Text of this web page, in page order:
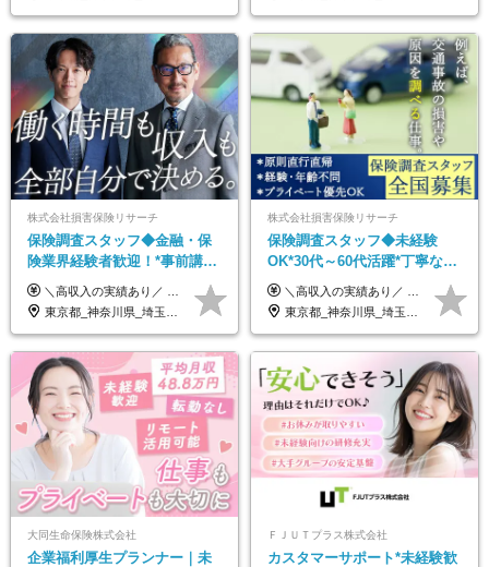
上／
株式会社損害保険リサーチ
保険調査スタッフ◆金融・保
険業界経験者歓迎！*事前講習
あり*30代～60代活躍*調査は
原則直行直帰*高収入可
＼高収入の実績あり／ なかには年収1000万円を超える方もいらっしゃいます！ 【完全出来高報酬制】 ★仕事に慣れるまで収入をサポート 1か月目：報酬が通常の2倍 2か月目：報酬が通常の1.5倍 ※災害に関する業務については、収入サポートの対象外 ※試用期間はありません ＊＊＊業務報酬の例＊＊＊ ・事故原因調査（4箇所確認）…1万5000円～ ・有無責／不正請求疑義調査（自動車案件）…2万円～ ・医療調査（1箇所確認）…1万7000円～ ・書類取付（1箇所訪問）…3000円～ ※上記は目安になります ※実際の報酬は業務報酬に応じた個々のスキル・実績を加味したものになります
東京都_神奈川県_埼玉県_千葉県_大阪府_愛知県_北海道_青森県_岩手県_宮城県_秋田県_山形県_福島県_茨城県_栃木県_群馬県_新潟県_山梨県_長野県_富山県_石川県_福井県_静岡県_岐阜県_三重県_兵庫県_京都府_滋賀県_奈良県_和歌山県_広島県_岡山県_鳥取県_島根県_山口県_徳島県_香川県_愛媛県_高知県_福岡県_熊本県_佐賀県_長崎県_大分県_宮崎県_鹿児島県_沖縄県
株式会社損害保険リサーチ
保険調査スタッフ◆未経験
OK*30代～60代活躍*丁寧な講
習・サポートあり*原則直行直
帰／全国募集・業務委託
＼高収入の実績あり／ なかには年収1000万円を超えるスペシャリストもいらっしゃいます！ 【完全出来高報酬制】 ★仕事に慣れるまで収入をサポート 1か月目：報酬が通常の2倍 2か月目：報酬が通常の1.5倍 ※災害に関する業務については、収入サポートの対象外 ※試用期間はありません ＊＊＊業務報酬の例＊＊＊ ・事故原因調査（4箇所確認）…1万5000円～ ・有無責／不正請求疑義調査（自動車案件）…2万円～ ・医療調査（1箇所確認）…1万7000円～ ・書類取付（1箇所訪問）…3000円～ ※上記は目安になります ※実際の報酬は業務報酬に応じた個々のスキル・実績を加味したものになります
東京都_神奈川県_埼玉県_千葉県_大阪府_愛知県_北海道_青森県_岩手県_宮城県_秋田県_山形県_福島県_茨城県_栃木県_群馬県_新潟県_山梨県_長野県_富山県_石川県_福井県_静岡県_岐阜県_三重県_兵庫県_京都府_滋賀県_奈良県_和歌山県_広島県_岡山県_鳥取県_島根県_山口県_徳島県_香川県_愛媛県_高知県_福岡県_熊本県_佐賀県_長崎県_大分県_宮崎県_鹿児島県_沖縄県
大同生命保険株式会社
企業福利厚生プランナー｜未
ＦＪＵＴプラス株式会社
カスタマーサポート*未経験歓